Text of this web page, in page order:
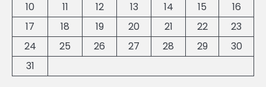
10 11 12 13 14 15
16
17
18 19 20 21 22
23
24
25 26 27 28 29
30
31